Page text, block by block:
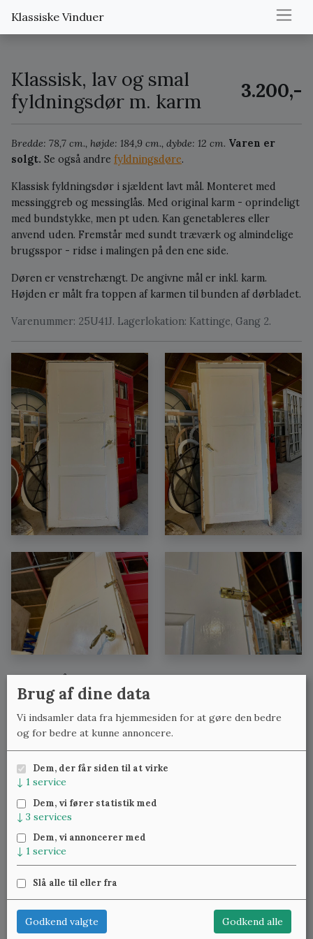
Klassiske Vinduer
Klassisk, lav og smal
fyldningsdør m. karm
3.200,-
Bredde: 78,7 cm., højde: 184,9 cm., dybde: 12 cm. Varen er
solgt. Se også andre fyldningsdøre.
Klassisk fyldningsdør i sjældent lavt mål. Monteret med
messinggreb og messinglås. Med original karm - oprindeligt
med bundstykke, men pt uden. Kan genetableres eller
anvend uden. Fremstår med sundt træværk og almindelige
brugsspor - ridse i malingen på den ene side.
Døren er venstrehængt. De angivne mål er inkl. karm.
Højden er målt fra toppen af karmen til bunden af dørbladet.
Varenummer: 25U41J. Lagerlokation: Kattinge, Gang 2.
Se også:
Fyldningsdøre med lignende mål
Fyldningsdøre med lignende bredde
Fyldningsdøre med lignende højde
nye varer.
22 25 69 11
lennart@studinski.dk
Se mere om:Vores samlinger Træværket,Blæst glas,
Brug af dine data
Vi indsamler data fra hjemmesiden for at gøre den bedre
og for bedre at kunne annoncere.
Dem, der får siden til at virke
↓ 1 service
Dem, vi fører statistik med
↓ 3 services
Dem, vi annoncerer med
↓ 1 service
Slå alle til eller fra
Godkend valgte Godkend alle